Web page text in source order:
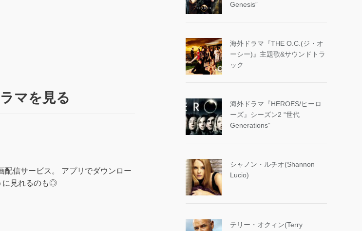
マを見る
配信サービス。 アプリでダウンロー
に見れるのも◎
Genesis”
海外ドラマ『THE O.C.(ジ・オ
ーシー)』主題歌&サウンドトラ
ック
海外ドラマ『HEROES/ヒーロ
ーズ』シーズン2 “世代
Generations”
シャノン・ルチオ(Shannon
Lucio)
テリー・オクィン(Terry